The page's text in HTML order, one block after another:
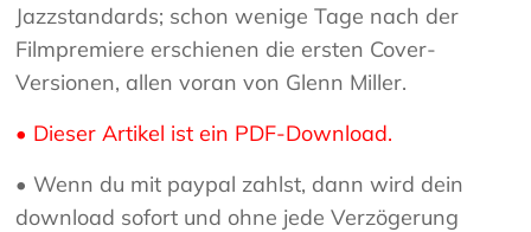
Jazzstandards; schon wenige Tage nach der
Filmpremiere erschienen die ersten Cover-
Versionen, allen voran von Glenn Miller.
• Dieser Artikel ist ein PDF-Download.
• Wenn du mit paypal zahlst, dann wird dein
download sofort und ohne jede Verzögerung